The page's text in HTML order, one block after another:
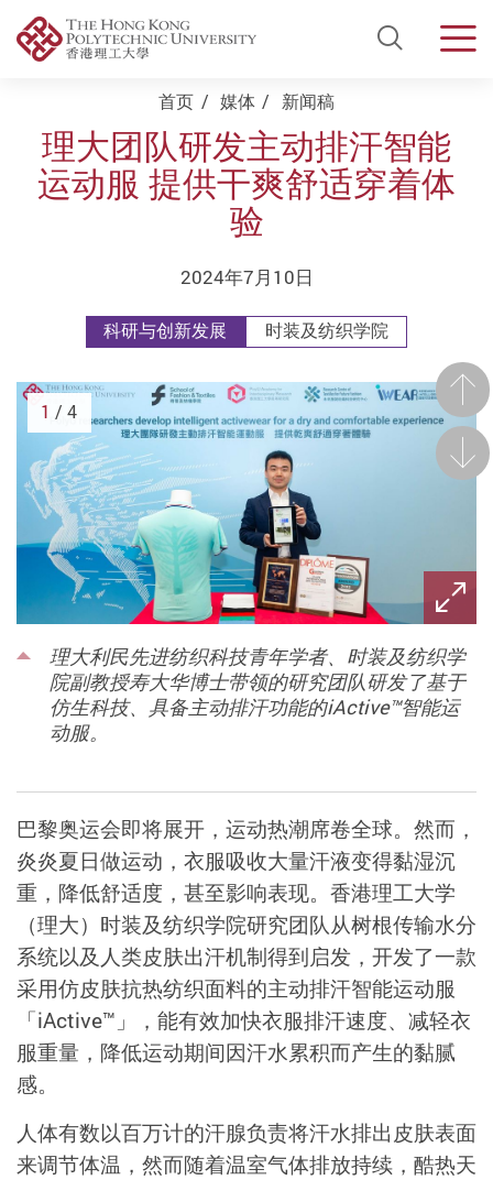
Open
Start main content首页 媒体 新闻稿
理大团队研发主动排汗智能
运动服 提供干爽舒适穿着体
验
2024年7月10日
科研与创新发展 时装及纺织学院
前
理大利民先进纺织科技青年学者、时装及纺织学
院副教授寿大华博士带领的研究团队研发了基于
仿生科技、具备主动排汗功能的iActive™智能运
动服。
后一
1 / 4
巴黎奥运会即将展开，运动热潮席卷全球。然而，
炎炎夏日做运动，衣服吸收大量汗液变得黏湿沉
重，降低舒适度，甚至影响表现。香港理工大学
（理大）时装及纺织学院研究团队从树根传输水分
系统以及人类皮肤出汗机制得到启发，开发了一款
采用仿皮肤抗热纺织面料的主动排汗智能运动服
「iActive™」，能有效加快衣服排汗速度、减轻衣
服重量，降低运动期间因汗水累积而产生的黏腻
感。
人体有数以百万计的汗腺负责将汗水排出皮肤表面
来调节体温，然而随着温室气体排放持续，酷热天